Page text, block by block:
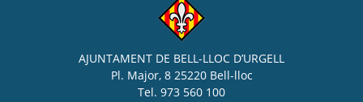
AJUNTAMENT DE BELL-LLOC D’URGELL
Pl. Major, 8 25220 Bell-lloc
Tel. 973 560 100